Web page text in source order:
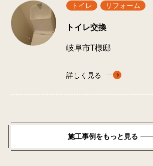
トイレ リフォーム
トイレ交換
岐阜市T様邸
詳しく見る
施工事例をもっと見る